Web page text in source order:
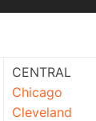
CENTRAL
Chicago
Cleveland